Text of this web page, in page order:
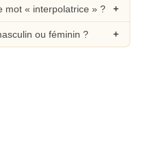
mot « interpolatrice » ?
ou féminin ?